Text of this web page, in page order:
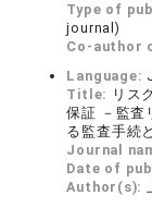
Type of
journal)
Co-author
Language:
Title: リス
保証 －監査
る監査手続
Journal
Date of
Author(s):